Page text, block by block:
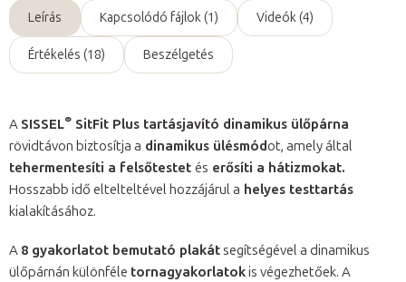
Leírás Kapcsolódó fájlok (1) Videók (4)
Értékelés (18) Beszélgetés
A SISSEL® SitFit Plus tartásjavító dinamikus ülőpárna
rövidtávon biztosítja a dinamikus ülésmódot, amely által
tehermentesíti a felsőtestet és erősíti a hátizmokat.
Hosszabb idő eltelteltével hozzájárul a helyes testtartás
kialakításához.
A 8 gyakorlatot bemutató plakátsegítségével a dinamikus
ülőpárnán különféle tornagyakorlatokis végezhetőek. A